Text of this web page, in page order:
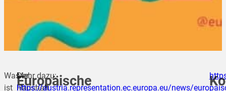
Was
ist Europäische
Der
Haushalt
Mehr dazu:
https://austria.representation.ec.europa.eu/news/